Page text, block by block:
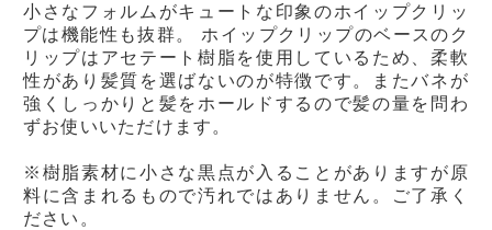
小さなフォルムがキュートな印象のホイップクリッ
プは機能性も抜群。 ホイップクリップのベースのク
リップはアセテート樹脂を使用しているため、柔軟
性があり髪質を選ばないのが特徴です。またバネが
強くしっかりと髪をホールドするので髪の量を問わ
ずお使いいただけます。
※樹脂素材に小さな黒点が入ることがありますが原
料に含まれるもので汚れではありません。ご了承く
ださい。